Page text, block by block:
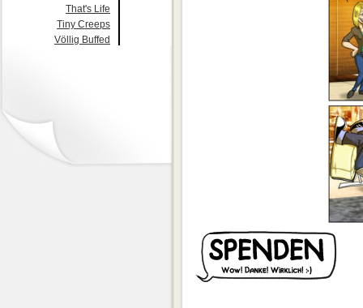
That's Life
Tiny Creeps
Völlig Buffed